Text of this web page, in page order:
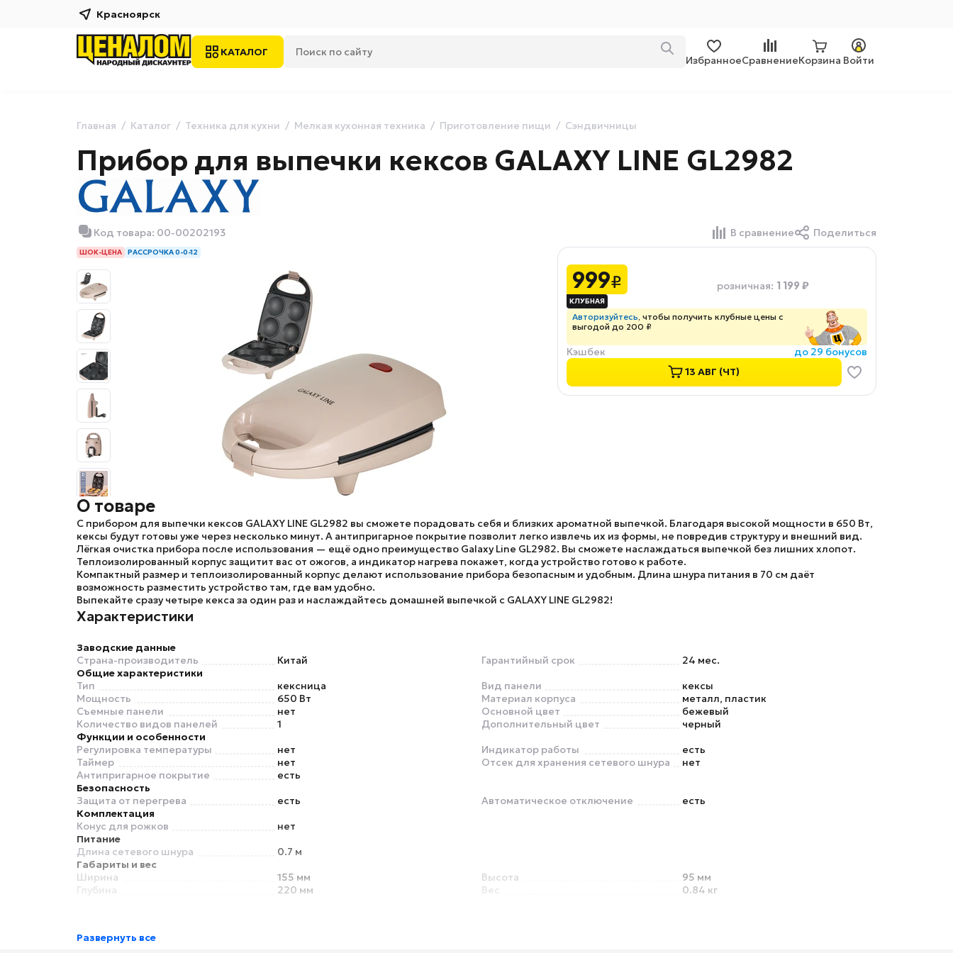
Красноярск
КАТАЛОГ
ИзбранноеСравнениеКорзина Войти
Главная Каталог Техника для кухни Мелкая кухонная техника Приготовление пищи Сэндвичницы
Прибор для выпечки кексов GALAXY LINE GL2982
Код товара: 00-00202193 В сравнение Поделиться
ШОК-ЦЕНА РАССРОЧКА 0-0-12
999₽ розничная: 1 199 ₽
Авторизуйтесь, чтобы получить клубные цены с
выгодой до 200 ₽
Кэшбек
до 29 бонусов
13 АВГ (ЧТ)
О товаре
С прибором для выпечки кексов GALAXY LINE GL2982 вы сможете порадовать себя и близких ароматной выпечкой. Благодаря высокой мощности в 650 Вт,
кексы будут готовы уже через несколько минут. А антипригарное покрытие позволит легко извлечь их из формы, не повредив структуру и внешний вид.
Лёгкая очистка прибора после использования — ещё одно преимущество Galaxy Line GL2982. Вы сможете наслаждаться выпечкой без лишних хлопот.
Теплоизолированный корпус защитит вас от ожогов, а индикатор нагрева покажет, когда устройство готово к работе.
Компактный размер и теплоизолированный корпус делают использование прибора безопасным и удобным. Длина шнура питания в 70 см даёт
возможность разместить устройство там, где вам удобно.
Выпекайте сразу четыре кекса за один раз и наслаждайтесь домашней выпечкой с GALAXY LINE GL2982!
Характеристики
Заводские данные
Страна-производитель
Китай Гарантийный срок
24 мес.
Общие характеристики
Тип
кексница
Мощность
650 Вт
Съемные панели
нет
Количество видов панелей
1
Вид панели
кексы
Материал корпуса
металл, пластик
Основной цвет
бежевый
Дополнительный цвет
черный
Функции и особенности
Регулировка температуры
нет
Таймер
нет
Антипригарное покрытие
есть
Индикатор работы
есть
Отсек для хранения сетевого шнура
нет
Безопасность
Защита от перегрева
есть Автоматическое отключение
есть
Комплектация
Конус для рожков
нет
Питание
Длина сетевого шнура
0.7 м
Габариты и вес
Ширина
155 мм
Глубина
220 мм
Высота
95 мм
Вес
0.84 кг
Развернуть все